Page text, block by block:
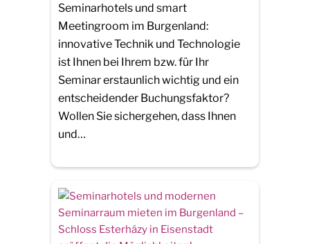
Seminarhotels und smart
Meetingroom im Burgenland:
innovative Technik und Technologie
ist Ihnen bei Ihrem bzw. für Ihr
Seminar erstaunlich wichtig und ein
entscheidender Buchungsfaktor?
Wollen Sie sichergehen, dass Ihnen
und…